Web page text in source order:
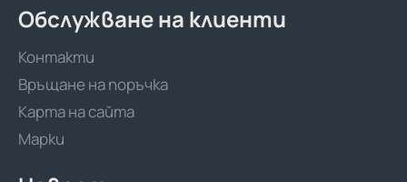
Обслужване на клиенти
Контакти
Връщане на поръчка
Карта на сайта
Марки